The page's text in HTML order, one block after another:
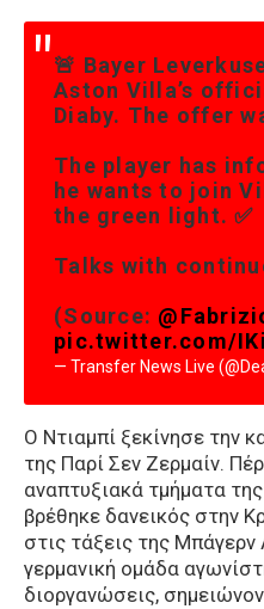
🚨 Bayer
Aston Villa’s
Diaby. The offer
The player has
he wants to join
the green light. ✅
Talks with
(Source:
pic.twitter.com/
— Transfer News Live
Ο Ντιαμπί ξεκίνησε την
της Παρί Σεν Ζερμαίν.
αναπτυξιακά τμήματα
βρέθηκε δανεικός στην
στις τάξεις της
γερμανική ομάδα
διοργανώσεις,